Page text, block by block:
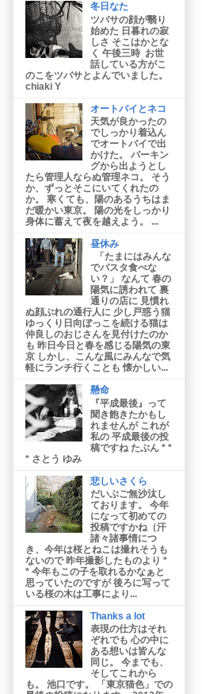
冬日なた
ツバサの顔が翳り
始めた 日暮れの寂
しさ そこはかとな
く 午後三時 お世
話している方がこ
のこをツバサとよんでいました。
chiaki Y
オートバイとネコ
天気が良かったの
でしっかり着込ん
でオートバイで出
かけた。 パーキン
グから出ようとし
たら管理人ならぬ管理ネコ。 そう
か、ずっとそこにいてくれたの
か。 寒くても、陽のあるうちはま
だ暖かい東京。 陽の光をしっかり
身体に蓄えて夜を越えよう。 ...
昼休み
「たまにはみんな
でパスタ食べな
い？」 なんて 春の
陽気に誘われて 裏
通りの店に 見慣れ
ぬ顔ぶれの通行人に 少し戸惑う猫
ゆっくり日向ぼっこを続ける猫は
仲良しのおじさんを見付けたのか
も 昨日今日と春を感じる陽気の東
京 しかし、こんな風にみんなで気
軽にランチ行くことも 懐かしい...
懸命
『平成最後』って
聞き飽きたかもし
れませんが これが
私の 平成最後の投
稿ですね たぶん * *
* さとう ゆみ
悲しいさくら
だいぶご無沙汰し
ております。 今年
になって初めての
投稿ですかね（汗
諸々諸事情につ
き、今年は桜とねこは撮れそうも
ないので 昨年撮影したものより *
* 今年もこの子を取れるかなぁと
思っていたのですが 後ろに写って
いる桜の木は工事により...
Thanks a lot
表現の仕方はそれ
ぞれでも 心の中に
ある想いは皆んな
同じ。 今までも、
そしてこれから
も。 池口です。 「東京猫色」での